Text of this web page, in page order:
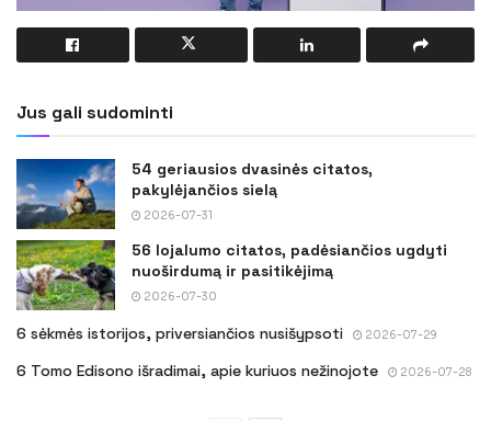
Jus gali sudominti
54 geriausios dvasinės citatos,
pakylėjančios sielą
2026-07-31
56 lojalumo citatos, padėsiančios ugdyti
nuoširdumą ir pasitikėjimą
2026-07-30
6 sėkmės istorijos, priversiančios nusišypsoti 2026-07-29
6 Tomo Edisono išradimai, apie kuriuos nežinojote 2026-07-28